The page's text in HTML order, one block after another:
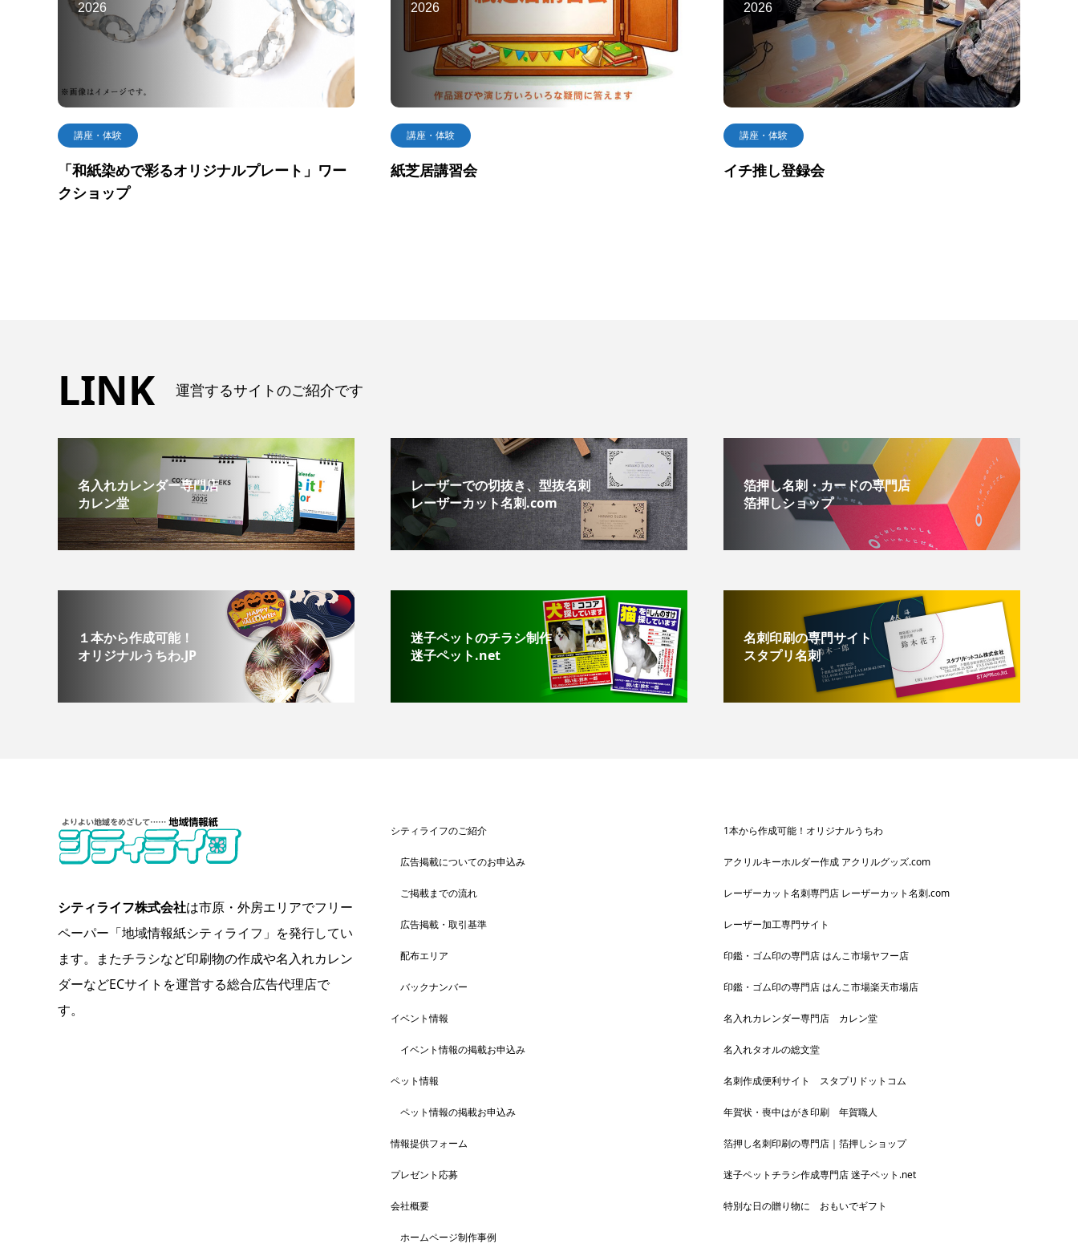
2026
講座・体験
「和紙染めで彩るオリジナルプレート」ワー
クショップ
2026
講座・体験
紙芝居講習会
2026
講座・体験
イチ推し登録会
LINK 運営するサイトのご紹介です
名入れカレンダー専門店
カレン堂
レーザーでの切抜き、型抜名刺
レーザーカット名刺.com
箔押し名刺・カードの専門店
箔押しショップ
１本から作成可能！
オリジナルうちわ.JP
迷子ペットのチラシ制作
迷子ペット.net
名刺印刷の専門サイト
スタプリ名刺
シティライフ株式会社は市原・外房エリアでフリー
ペーパー「地域情報紙シティライフ」を発行してい
ます。またチラシなど印刷物の作成や名入れカレン
ダーなどECサイトを運営する総合広告代理店で
す。
シティライフのご紹介
広告掲載についてのお申込み
ご掲載までの流れ
広告掲載・取引基準
配布エリア
バックナンバー
イベント情報
イベント情報の掲載お申込み
ペット情報
ペット情報の掲載お申込み
情報提供フォーム
プレゼント応募
会社概要
ホームページ制作事例
1本から作成可能！オリジナルうちわ
アクリルキーホルダー作成 アクリルグッズ.com
レーザーカット名刺専門店 レーザーカット名刺.com
レーザー加工専門サイト
印鑑・ゴム印の専門店 はんこ市場ヤフー店
印鑑・ゴム印の専門店 はんこ市場楽天市場店
名入れカレンダー専門店 カレン堂
名入れタオルの総文堂
名刺作成便利サイト スタプリドットコム
年賀状・喪中はがき印刷 年賀職人
箔押し名刺印刷の専門店｜箔押しショップ
迷子ペットチラシ作成専門店 迷子ペット.net
特別な日の贈り物に おもいでギフト